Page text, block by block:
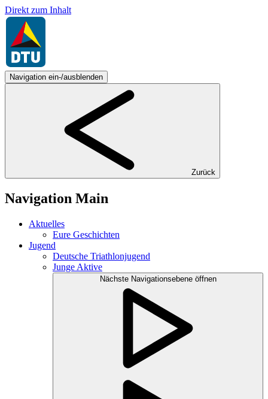
Direkt zum Inhalt
Navigation ein-/ausblenden
Zurück
Navigation Main
Aktuelles
Eure Geschichten
Jugend
Deutsche Triathlonjugend
Junge Aktive
Nächste Navigationsebene öffnen